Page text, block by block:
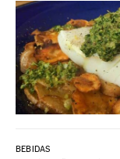
BEBIDAS